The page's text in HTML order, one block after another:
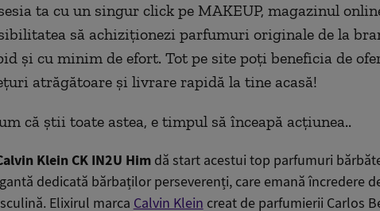
ta cu un singur click pe MAKEUP, magazinul
să achiziționezi parfumuri originale de la
și cu minim de efort. Tot pe site poți beneficia de
atrăgătoare și livrare rapidă la tine acasă!
că știi toate astea, e timpul să înceapă acțiunea..
Klein CK IN2U Himdă start acestui top parfumuri
dedicată bărbaților perseverenți, care emană încredere
Elixirul marca Calvin Klein creat de parfumierii Carlos